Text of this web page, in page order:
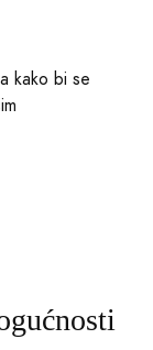
kako bi se